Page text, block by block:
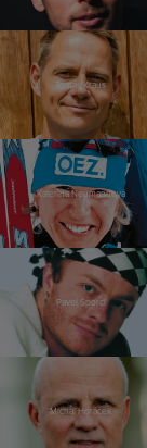
Tomáš Kraus
Kateřina Neumannová
Pavel Šporcl
Michal Horáček